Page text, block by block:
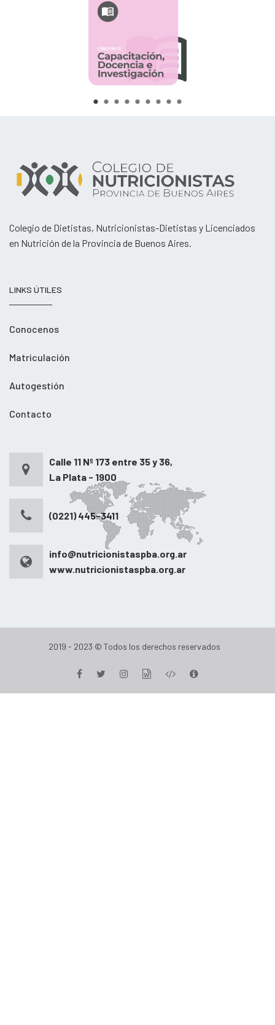
Colegio de Dietistas, Nutricionistas-Dietistas y Licenciados
en Nutrición de la Provincia de Buenos Aires.
LINKS ÚTILES
Conocenos
Matriculación
Autogestión
Contacto
Calle 11 Nº 173 entre 35 y 36,
La Plata - 1900
(0221) 445-3411
info@nutricionistaspba.org.ar
www.nutricionistaspba.org.ar
2019 - 2023 © Todos los derechos reservados